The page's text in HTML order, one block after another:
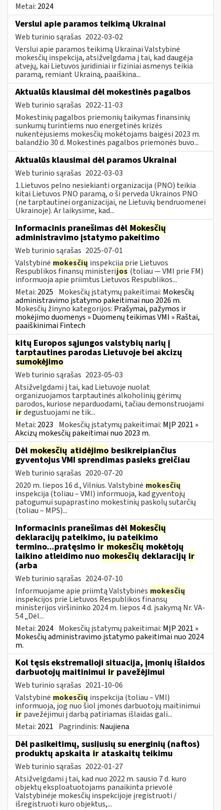
Metai: 2024
Verslui apie paramos teikimą Ukrainai
Web turinio sąrašas 2022-03-02
Verslui apie paramos teikimą Ukrainai Valstybinė
mokesčių inspekcija, atsižvelgdama į tai, kad daugėja
atvejų, kai Lietuvos juridiniai ir fiziniai asmenys teikia
paramą, remiant Ukrainą, paaiškina...
Aktualūs klausimai dėl mokestinės pagalbos
Web turinio sąrašas 2022-11-03
Mokestinių pagalbos priemonių taikymas finansinių
sunkumų turintiems nuo energetinės krizės
nukentėjusiems mokesčių mokėtojams baigėsi 2023 m.
balandžio 30 d. Mokestinės pagalbos priemonės buvo...
Aktualūs klausimai dėl paramos Ukrainai
Web turinio sąrašas 2022-03-03
1.Lietuvos pelno nesiekianti organizacija (PNO) teikia
kitai Lietuvos PNO paramą, o ši perveda Ukrainos PNO
(ne tarptautinei organizacijai, ne Lietuvių bendruomenei
Ukrainoje). Ar laikysime, kad...
Informacinis pranešimas dėl Mokesčių
administravimo įstatymo pakeitimo
Web turinio sąrašas 2025-07-01
Valstybinė mokesčių inspekcija prie Lietuvos
Respublikos finansų ministerijos (toliau — VMI prie FM)
informuoja apie priimtus Lietuvos Respublikos...
Metai: 2025 Mokesčių įstatymų pakeitimai: Mokesčių
administravimo įstatymo pakeitimai nuo 2026 m.
Mokesčių žinyno kategorijos: Prašymai, pažymos ir
mokėjimo duomenys » Duomenų teikimas VMI » Raštai,
paaiškinimai Fintech
kitų Europos sąjungos valstybių narių į
tarptautines parodas Lietuvoje bei akcizų
sumokėjimo
Web turinio sąrašas 2023-05-03
Atsižvelgdami į tai, kad Lietuvoje nuolat
organizuojamos tarptautinės alkoholinių gėrimų
parodos, kuriose neparduodami, tačiau demonstruojami
irdegustuojami ne tik...
Metai: 2023 Mokesčių įstatymų pakeitimai: MĮP 2021 »
Akcizų mokesčių pakeitimai nuo 2023 m.
Dėl mokesčių atidėjimo besikreipiančius
gyventojus VMI sprendimas pasieks greičiau
Web turinio sąrašas 2020-07-20
2020 m. liepos 16 d., Vilnius. Valstybinė mokesčių
inspekcija (toliau – VMI) informuoja, kad gyventojų
patogumui supaprastino mokestinių paskolų sutarčių
(toliau – MPS)...
Informacinis pranešimas dėl Mokesčių
deklaracijų pateikimo, jų pateikimo
termino...pratęsimo ir mokesčių mokėtojų
laikino atleidimo nuomokesčiųdeklaracijų ir
(arba
Web turinio sąrašas 2024-07-10
Informuojame apie priimtą Valstybinės mokesčių
inspekcijos prie Lietuvos Respublikos finansų
ministerijos viršininko 2024 m. liepos 4 d. įsakymą Nr. VA-
54 „Dėl...
Metai: 2024 Mokesčių įstatymų pakeitimai: MĮP 2021 »
Mokesčių administravimo įstatymo pakeitimai nuo 2024
m.
Kol tęsis ekstremalioji situacija, įmonių išlaidos
darbuotojų maitinimui ir pavežėjimui
Web turinio sąrašas 2021-10-06
Valstybinė mokesčių inspekcija (toliau – VMI)
informuoja, jog nuo šiol įmonės darbuotojų maitinimui
ir pavežėjimui į darbą patiriamas išlaidas gali...
Metai: 2021 Pagrindinis: Naujiena
Dėl pasikeitimų, susijusių su energinių (naftos)
produktų apskaita ir ataskaitų teikimu
Web turinio sąrašas 2022-01-27
Atsižvelgdami į tai, kad nuo 2022 m. sausio 7 d. kuro
objektų eksploatuotojams panaikinta prievolė
Valstybinėje mokesčių inspekcijoje įregistruoti /
išregistruoti kuro objektus,...